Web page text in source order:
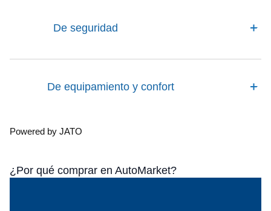
De seguridad
De equipamiento y confort
Powered by JATO
¿Por qué comprar en AutoMarket?